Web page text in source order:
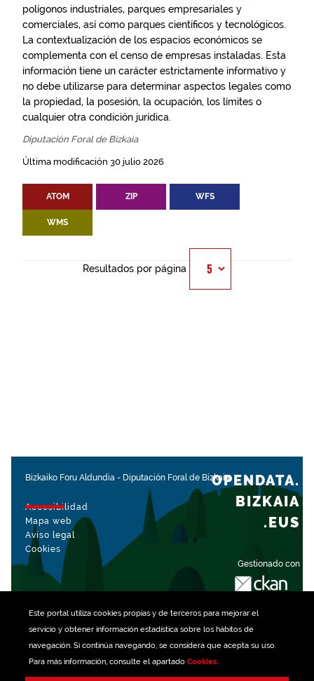
Este portal utiliza cookiespropias y de terceros para mejorar el
servicio y obtener información estadística sobre los hábitos de
navegación. Si continúa navegando, se considera que acepta su uso.
Para más información, consulte el apartado Cookies.
polígonos industriales, parques empresariales y
comerciales, así como parques científicos y tecnológicos.
La contextualización de los espacios económicos se
complementa con el censo de empresas instaladas. Esta
información tiene un carácter estrictamente informativo y
no debe utilizarse para determinar aspectos legales como
la propiedad, la posesión, la ocupación, los límites o
cualquier otra condición jurídica.
Diputación Foral de Bizkaia
Última modificación 30 julio 2026
ATOM ZIP WFS
WMS
Resultados por página
Bizkaiko Foru Aldundia - Diputación Foral de Bizkaia
Accesibilidad
Mapa web
Aviso legal
Cookies
Gestionado con
OPENDATA.
BIZKAIA
.EUS